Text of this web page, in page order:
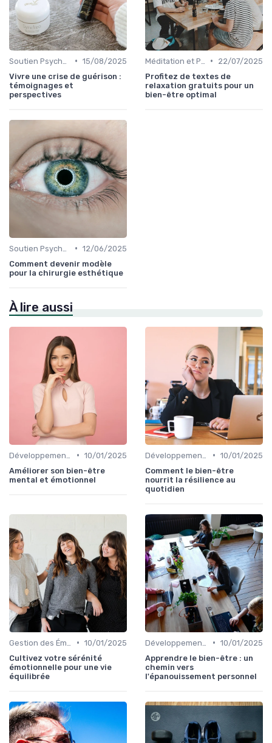
• 15/08/2025
Vivre une crise de guérison :
témoignages et
perspectives
•
22/07/2025
Profitez de textes de
relaxation gratuits pour un
bien-être optimal
• 12/06/2025
Comment devenir modèle
pour la chirurgie esthétique
À lire aussi
• 10/01/2025
Améliorer son bien-être
mental et émotionnel
• 10/01/2025
Comment le bien-être
nourrit la résilience au
quotidien
• 10/01/2025
Cultivez votre sérénité
émotionnelle pour une vie
équilibrée
• 10/01/2025
Apprendre le bien-être : un
chemin vers
l'épanouissement personnel